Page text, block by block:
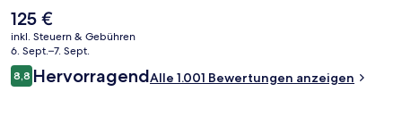
Stanley Street (Straße). Anderen Reisenden gefallen die bequemen
Betten und das hilfsbereite Personal sehr gut. Die öffentlichen
Verkehrsmittel sind nur einen kurzen Fußmarsch entfernt: Zur S-
Bahn-Station Kings Cross sind es 8 Minuten und zur S-Bahn-Station
St. James 10 Minuten.
Der
aktuelle
Preis
beträgt
125 €.
125 €
inkl. Steuern & Gebühren
6. Sept.–7. Sept.
Bewertungen
8,88,8 von 10.
HervorragendAlle 1.001 Bewertungen anzeigen